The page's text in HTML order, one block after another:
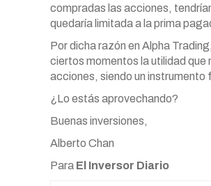
compradas las acciones,
quedaría limitada a la prima
Por dicha razón en Alpha
ciertos momentos la utilidad que
acciones, siendo un instrumento
¿Lo estás aprovechando?
Buenas inversiones,
Alberto Chan
Para El Inversor Diario